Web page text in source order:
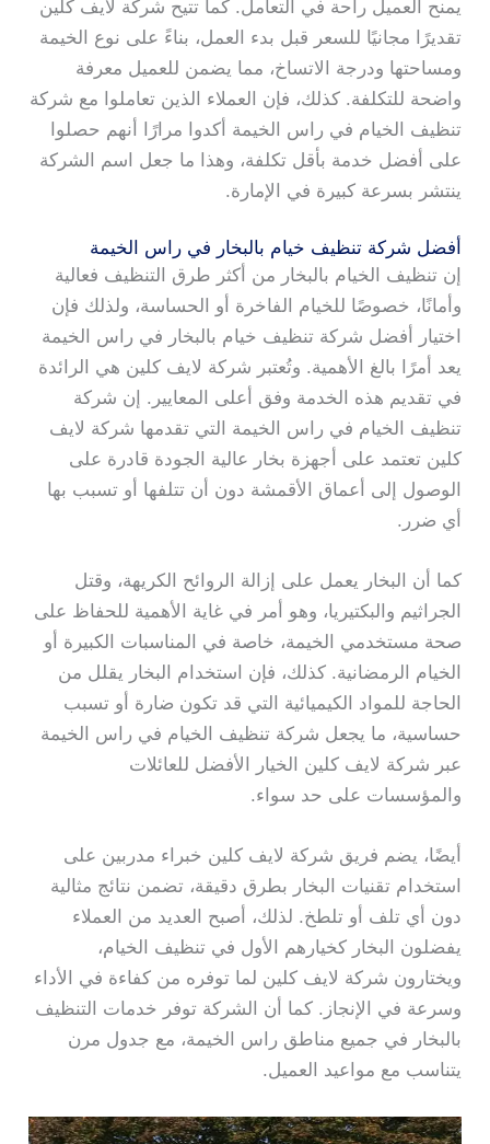
يمنح العميل راحة في التعامل. كما تتيح شركة لايف كلين
تقديرًا مجانيًا للسعر قبل بدء العمل، بناءً على نوع الخيمة
ومساحتها ودرجة الاتساخ، مما يضمن للعميل معرفة
واضحة للتكلفة. كذلك، فإن العملاء الذين تعاملوا مع شركة
تنظيف الخيام في راس الخيمة أكدوا مرارًا أنهم حصلوا
على أفضل خدمة بأقل تكلفة، وهذا ما جعل اسم الشركة
ينتشر بسرعة كبيرة في الإمارة.
أفضل شركة تنظيف خيام بالبخار في راس الخيمة
إن تنظيف الخيام بالبخار من أكثر طرق التنظيف فعالية
وأمانًا، خصوصًا للخيام الفاخرة أو الحساسة، ولذلك فإن
اختيار أفضل شركة تنظيف خيام بالبخار في راس الخيمة
يعد أمرًا بالغ الأهمية. وتُعتبر شركة لايف كلين هي الرائدة
في تقديم هذه الخدمة وفق أعلى المعايير. إن شركة
تنظيف الخيام في راس الخيمة التي تقدمها شركة لايف
كلين تعتمد على أجهزة بخار عالية الجودة قادرة على
الوصول إلى أعماق الأقمشة دون أن تتلفها أو تسبب بها
أي ضرر.
كما أن البخار يعمل على إزالة الروائح الكريهة، وقتل
الجراثيم والبكتيريا، وهو أمر في غاية الأهمية للحفاظ على
صحة مستخدمي الخيمة، خاصة في المناسبات الكبيرة أو
الخيام الرمضانية. كذلك، فإن استخدام البخار يقلل من
الحاجة للمواد الكيميائية التي قد تكون ضارة أو تسبب
حساسية، ما يجعل شركة تنظيف الخيام في راس الخيمة
عبر شركة لايف كلين الخيار الأفضل للعائلات
والمؤسسات على حد سواء.
أيضًا، يضم فريق شركة لايف كلين خبراء مدربين على
استخدام تقنيات البخار بطرق دقيقة، تضمن نتائج مثالية
دون أي تلف أو تلطخ. لذلك، أصبح العديد من العملاء
يفضلون البخار كخيارهم الأول في تنظيف الخيام،
ويختارون شركة لايف كلين لما توفره من كفاءة في الأداء
وسرعة في الإنجاز. كما أن الشركة توفر خدمات التنظيف
بالبخار في جميع مناطق راس الخيمة، مع جدول مرن
يتناسب مع مواعيد العميل.